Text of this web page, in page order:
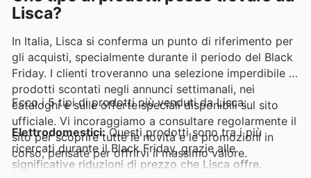
Lisca?
In Italia, Lisca si conferma un punto di riferimento per
gli acquisti, specialmente durante il periodo del Black
Friday. I clienti troveranno una selezione imperdibile di
prodotti scontati negli annunci settimanali, nei
cataloghi e sulle offerte speciali disponibili sul sito
ufficiale. Vi incoraggiamo a consultare regolarmente il
sito per scoprire tutte le novità e le promozioni in
corso, pensate per offrirvi il massimo valore.
Ecco i 5 tipi di prodotti più venduti da Lisca:
Elettrodomestici:Questi prodotti sono tra i più
ricercati durante il Black Friday, grazie alle
significative riduzioni di prezzo che Lisca offre.